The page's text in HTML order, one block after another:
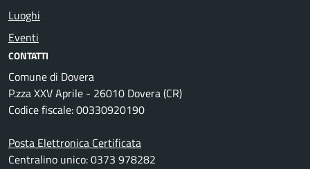
Luoghi
Eventi
CONTATTI
Comune di Dovera
P.zza XXV Aprile - 26010 Dovera (CR)
Codice fiscale: 00330920190
Posta Elettronica Certificata
Centralino unico: 0373 978282